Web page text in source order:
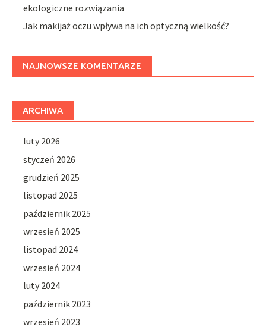
ekologiczne rozwiązania
Jak makijaż oczu wpływa na ich optyczną wielkość?
NAJNOWSZE KOMENTARZE
ARCHIWA
luty 2026
styczeń 2026
grudzień 2025
listopad 2025
październik 2025
wrzesień 2025
listopad 2024
wrzesień 2024
luty 2024
październik 2023
wrzesień 2023